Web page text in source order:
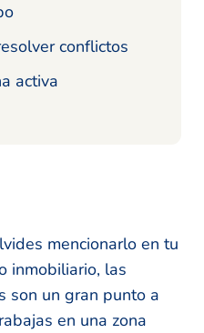
conflictos
activa
mencionarlo en tu
inmobiliario, las
son un gran punto a
en una zona